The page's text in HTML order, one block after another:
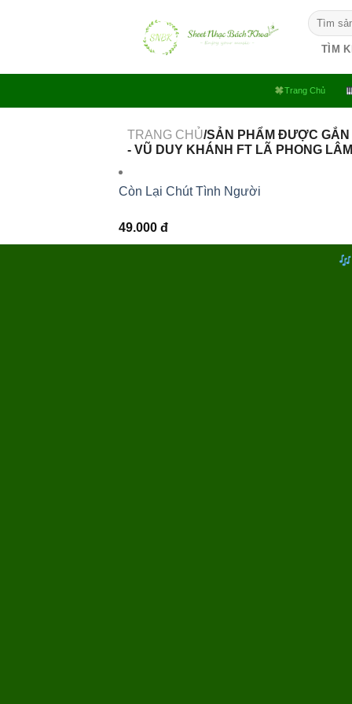
Tìm
kiếm:
TÌM
Trang Chủ
TRANG CHỦ/SẢN PHẨM ĐƯỢC GẮN
- VŨ DUY KHÁNH FT LÃ PHONG
Còn Lại Chút Tình Người
49.000 đ